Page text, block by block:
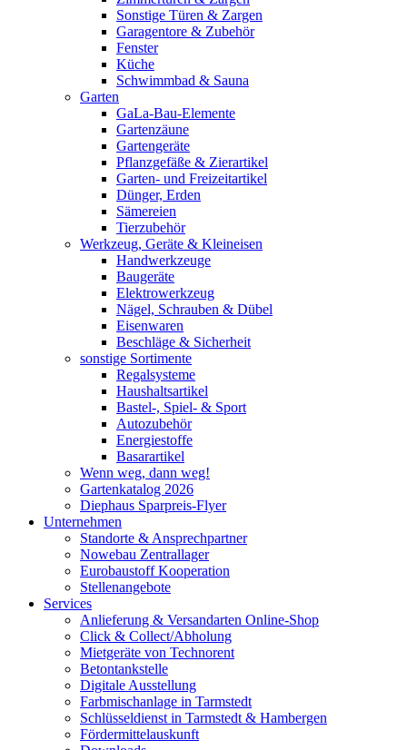
Sonstige Türen & Zargen
Garagentore & Zubehör
Fenster
Küche
Schwimmbad & Sauna
Garten
GaLa-Bau-Elemente
Gartenzäune
Gartengeräte
Pflanzgefäße & Zierartikel
Garten- und Freizeitartikel
Dünger, Erden
Sämereien
Tierzubehör
Werkzeug, Geräte & Kleineisen
Handwerkzeuge
Baugeräte
Elektrowerkzeug
Nägel, Schrauben & Dübel
Eisenwaren
Beschläge & Sicherheit
sonstige Sortimente
Regalsysteme
Haushaltsartikel
Bastel-, Spiel- & Sport
Autozubehör
Energiestoffe
Basarartikel
Wenn weg, dann weg!
Gartenkatalog 2026
Diephaus Sparpreis-Flyer
Unternehmen
Standorte & Ansprechpartner
Nowebau Zentrallager
Eurobaustoff Kooperation
Stellenangebote
Services
Anlieferung & Versandarten Online-Shop
Click & Collect/Abholung
Mietgeräte von Technorent
Betontankstelle
Digitale Ausstellung
Farbmischanlage in Tarmstedt
Schlüsseldienst in Tarmstedt & Hambergen
Fördermittelauskunft